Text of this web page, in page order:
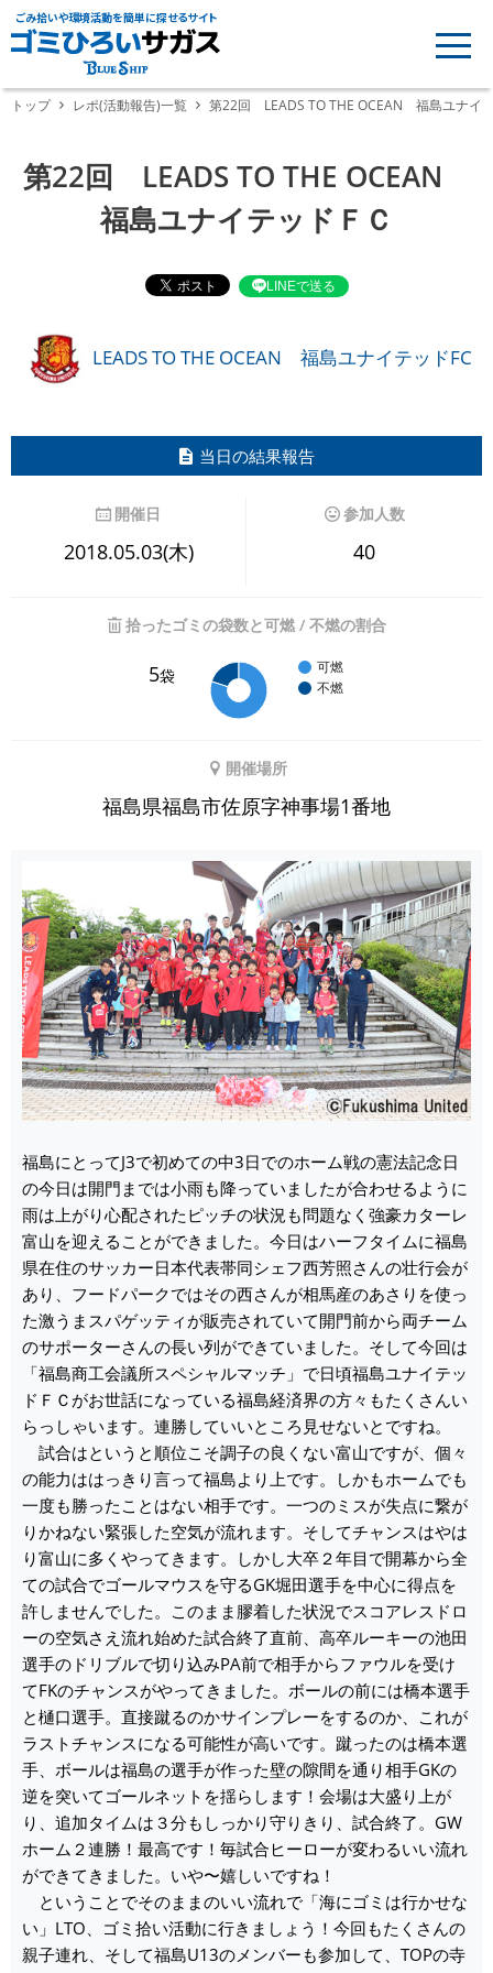
ごみ拾いや環境活動を簡単に探せるサイト
トップ レポ(活動報告)一覧 第22回 LEADS TO THE OCEAN 福島ユナイ
第22回 LEADS TO THE OCEAN
福島ユナイテッドＦＣ
LINEで送る
LEADS TO THE OCEAN 福島ユナイテッドFC
当日の結果報告
開催日
2018.05.03(木)
参加人数
40
拾ったゴミの袋数と可燃 / 不燃の割合
5袋
可燃
不燃
開催場所
福島県福島市佐原字神事場1番地
福島にとってJ3で初めての中3日でのホーム戦の憲法記念日
の今日は開門までは小雨も降っていましたが合わせるように
雨は上がり心配されたピッチの状況も問題なく強豪カターレ
富山を迎えることができました。今日はハーフタイムに福島
県在住のサッカー日本代表帯同シェフ西芳照さんの壮行会が
あり、フードパークではその西さんが相馬産のあさりを使っ
た激うまスパゲッティが販売されていて開門前から両チーム
のサポーターさんの長い列ができていました。そして今回は
「福島商工会議所スペシャルマッチ」で日頃福島ユナイテッ
ドＦＣがお世話になっている福島経済界の方々もたくさんい
らっしゃいます。連勝していいところ見せないとですね。
試合はというと順位こそ調子の良くない富山ですが、個々
の能力ははっきり言って福島より上です。しかもホームでも
一度も勝ったことはない相手です。一つのミスが失点に繋が
りかねない緊張した空気が流れます。そしてチャンスはやは
り富山に多くやってきます。しかし大卒２年目で開幕から全
ての試合でゴールマウスを守るGK堀田選手を中心に得点を
許しませんでした。このまま膠着した状況でスコアレスドロ
ーの空気さえ流れ始めた試合終了直前、高卒ルーキーの池田
選手のドリブルで切り込みPA前で相手からファウルを受け
てFKのチャンスがやってきました。ボールの前には橋本選手
と樋口選手。直接蹴るのかサインプレーをするのか、これが
ラストチャンスになる可能性が高いです。蹴ったのは橋本選
手、ボールは福島の選手が作った壁の隙間を通り相手GKの
逆を突いてゴールネットを揺らします！会場は大盛り上が
り、追加タイムは３分もしっかり守りきり、試合終了。GW
ホーム２連勝！最高です！毎試合ヒーローが変わるいい流れ
ができてきました。いや〜嬉しいですね！
ということでそのままのいい流れで「海にゴミは行かせな
い」LTO、ゴミ拾い活動に行きましょう！今回もたくさんの
親子連れ、そして福島U13のメンバーも参加して、TOPの寺